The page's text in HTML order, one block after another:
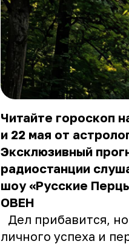
Читайте гороскоп
и 22 мая от
Эксклюзивный
радиостанции
шоу «Русские
ОВЕН
Дел прибавится,
личного успеха и